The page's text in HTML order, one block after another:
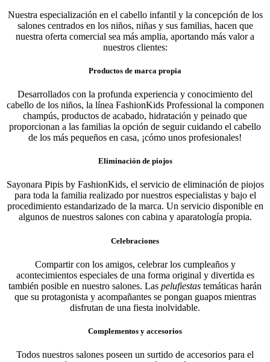
Nuestra especialización en el cabello infantil y la concepción de los
salones centrados en los niños, niñas y sus familias, hacen que
nuestra oferta comercial sea más amplia, aportando más valor a
nuestros clientes:
Productos de marca propia
Desarrollados con la profunda experiencia y conocimiento del
cabello de los niños, la línea FashionKids Professional la componen
champús, productos de acabado, hidratación y peinado que
proporcionan a las familias la opción de seguir cuidando el cabello
de los más pequeños en casa, ¡cómo unos profesionales!
Eliminación de piojos
Sayonara Pipis by FashionKids, el servicio de eliminación de piojos
para toda la familia realizado por nuestros especialistas y bajo el
procedimiento estandarizado de la marca. Un servicio disponible en
algunos de nuestros salones con cabina y aparatología propia.
Celebraciones
Compartir con los amigos, celebrar los cumpleaños y
acontecimientos especiales de una forma original y divertida es
también posible en nuestro salones. Las pelufiestas temáticas harán
que su protagonista y acompañantes se pongan guapos mientras
disfrutan de una fiesta inolvidable.
Complementos y accesorios
Todos nuestros salones poseen un surtido de accesorios para el